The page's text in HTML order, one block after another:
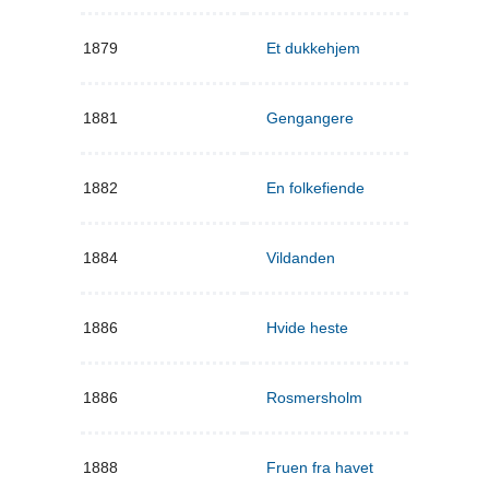
1879 Et dukkehjem
1881 Gengangere
1882 En folkefiende
1884 Vildanden
1886 Hvide heste
1886 Rosmersholm
1888 Fruen fra havet